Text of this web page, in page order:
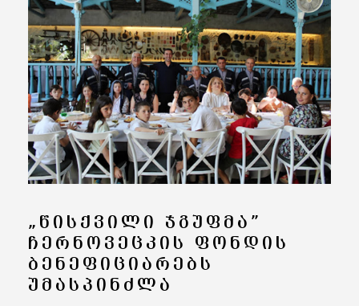
„ᲬᲘᲡᲥᲕᲘᲚᲘ ᲯᲒᲣᲤᲛᲐ”
ᲩᲔᲠᲜᲝᲕᲔᲪᲙᲘᲡ ᲤᲝᲜᲓᲘᲡ
ᲑᲔᲜᲔᲤᲘᲪᲘᲐᲠᲔᲑᲡ
ᲣᲛᲐᲡᲞᲘᲜᲫᲚᲐ